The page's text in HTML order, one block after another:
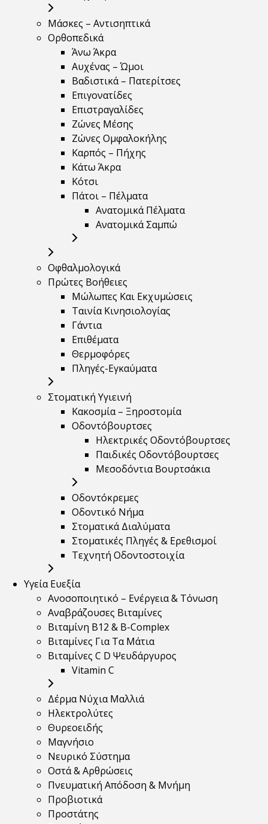
Μάσκες – Αντισηπτικά
Ορθοπεδικά
Άνω Άκρα
Αυχένας – Ώμοι
Βαδιστικά – Πατερίτσες
Επιγονατίδες
Επιστραγαλίδες
Ζώνες Μέσης
Ζώνες Ομφαλοκήλης
Καρπός – Πήχης
Κάτω Άκρα
Κότσι
Πάτοι – Πέλματα
Ανατομικά Πέλματα
Ανατομικά Σαμπώ
Οφθαλμολογικά
Πρώτες Βοήθειες
Μώλωπες Και Εκχυμώσεις
Ταινία Κινησιολογίας
Γάντια
Επιθέματα
Θερμοφόρες
Πληγές-Εγκαύματα
Στοματική Υγιεινή
Κακοσμία – Ξηροστομία
Οδοντόβουρτσες
Ηλεκτρικές Οδοντόβουρτσες
Παιδικές Οδοντόβουρτσες
Μεσοδόντια Βουρτσάκια
Οδοντόκρεμες
Οδοντικό Νήμα
Στοματικά Διαλύματα
Στοματικές Πληγές & Ερεθισμοί
Τεχνητή Οδοντοστοιχία
Υγεία Ευεξία
Ανοσοποιητικό – Ενέργεια & Τόνωση
Αναβράζουσες Βιταμίνες
Βιταμίνη B12 & Β-Complex
Βιταμίνες Για Τα Μάτια
Βιταμίνες C D Ψευδάργυρος
Vitamin C
Δέρμα Νύχια Μαλλιά
Ηλεκτρολύτες
Θυρεοειδής
Μαγνήσιο
Νευρικό Σύστημα
Οστά & Αρθρώσεις
Πνευματική Απόδοση & Μνήμη
Προβιοτικά
Προστάτης